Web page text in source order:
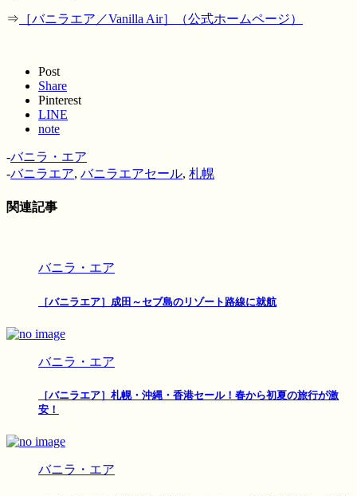
⇒ ［バニラエア／Vanilla Air］（公式ホームページ）
Post
Share
Pinterest
LINE
note
-バニラ・エア
-バニラエア, バニラエアセール, 札幌
関連記事
バニラ・エア
［バニラエア］成田～セブ島のリゾート路線に就航
バニラ・エア
［バニラエア］札幌・沖縄・香港セール！春から初夏の旅行が激
安！
バニラ・エア